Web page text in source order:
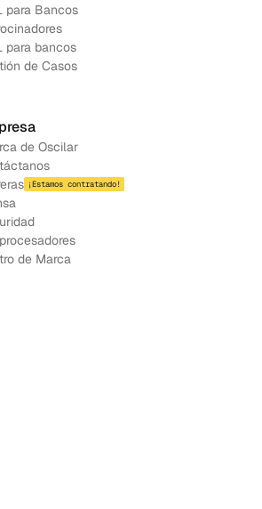
para Bancos
para bancos
de Casos
de Oscilar
¡Estamos contratando!
de Marca